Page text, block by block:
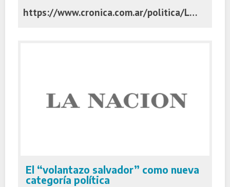
https://www.cronica.com.ar/politica/La-Libertad-Avanza-prepara-su-desembarco-en-el-Congreso-Milei-recibe-a-los-diputados-y-senadores-electos-20251104-0006.html
El “volantazo salvador” como nueva
categoría política